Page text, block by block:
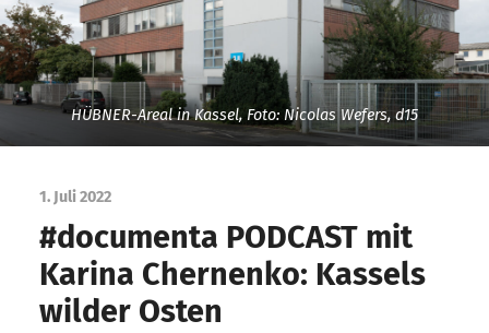
HÜBNER-Areal in Kassel, Foto: Nicolas Wefers, d15
1. Juli 2022
#documenta PODCAST mit
Karina Chernenko: Kassels
wilder Osten